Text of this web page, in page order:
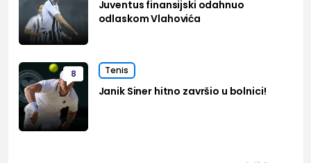
Juventus finansijski odahnuo
odlaskom Vlahovića
8 Tenis
Janik Siner hitno završio u bolnici!